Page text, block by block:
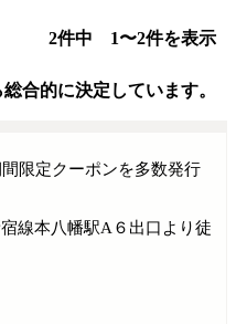
2件中 1〜2件を表示
合的に決定しています。
限定クーポンを多数発行
線本八幡駅A６出口より徒